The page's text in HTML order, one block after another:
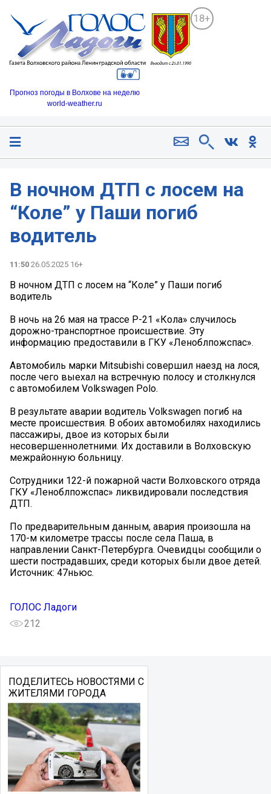
18+
Прогноз погоды в Волхове на неделю
world-weather.ru
В ночном ДТП с лосем на
“Коле” у Паши погиб
водитель
11:50 26.05.2025 16+
В ночном ДТП с лосем на “Коле” у Паши погиб
водитель
В ночь на 26 мая на трассе Р-21 «Кола» случилось
дорожно-транспортное происшествие. Эту
информацию предоставили в ГКУ «Леноблпожспас».
Автомобиль марки Mitsubishi совершил наезд на лося,
после чего выехал на встречную полосу и столкнулся
с автомобилем Volkswagen Polo.
В результате аварии водитель Volkswagen погиб на
месте происшествия. В обоих автомобилях находились
пассажиры, двое из которых были
несовершеннолетними. Их доставили в Волховскую
межрайонную больницу.
Сотрудники 122-й пожарной части Волховского отряда
ГКУ «Леноблпожспас» ликвидировали последствия
ДТП.
По предварительным данным, авария произошла на
170-м километре трассы после села Паша, в
направлении Санкт-Петербурга. Очевидцы сообщили о
шести пострадавших, среди которых были двое детей.
Источник: 47ньюс.
ГОЛОС Ладоги
212
ПОДЕЛИТЕСЬ НОВОСТЯМИ С
ЖИТЕЛЯМИ ГОРОДА